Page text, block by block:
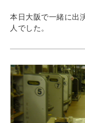
本日大阪で一緒に出
人でした。